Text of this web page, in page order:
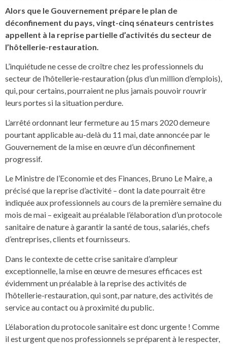
Alors que le Gouvernement prépare le plan de
déconfinement du pays, vingt-cinq sénateurs centristes
appellent à la reprise partielle d’activités du secteur de
l’hôtellerie-restauration.
L’inquiétude ne cesse de croître chez les professionnels du
secteur de l’hôtellerie-restauration (plus d’un million d’emplois),
qui, pour certains, pourraient ne plus jamais pouvoir rouvrir
leurs portes si la situation perdure.
L’arrêté ordonnant leur fermeture au 15 mars 2020 demeure
pourtant applicable au-delà du 11 mai, date annoncée par le
Gouvernement de la mise en œuvre d’un déconfinement
progressif.
Le Ministre de l’Economie et des Finances, Bruno Le Maire, a
précisé que la reprise d’activité – dont la date pourrait être
indiquée aux professionnels au cours de la première semaine du
mois de mai – exigeait au préalable l’élaboration d’un protocole
sanitaire de nature à garantir la santé de tous, salariés, chefs
d’entreprises, clients et fournisseurs.
Dans le contexte de cette crise sanitaire d’ampleur
exceptionnelle, la mise en œuvre de mesures efficaces est
évidemment un préalable à la reprise des activités de
l’hôtellerie-restauration, qui sont, par nature, des activités de
service au contact ou à proximité du public.
L’élaboration du protocole sanitaire est donc urgente ! Comme
il est urgent que nos professionnels se préparent à le respecter,